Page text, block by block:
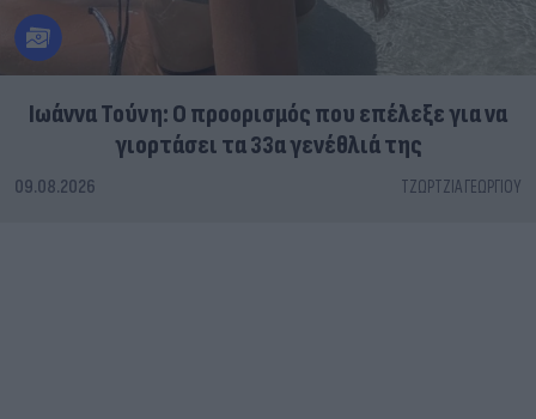
Ιωάννα Τούνη: Ο προορισμός που επέλεξε για να
γιορτάσει τα 33α γενέθλιά της
09.08.2026 ΤΖΏΡΤΖΙΑ ΓΕΩΡΓΊΟΥ